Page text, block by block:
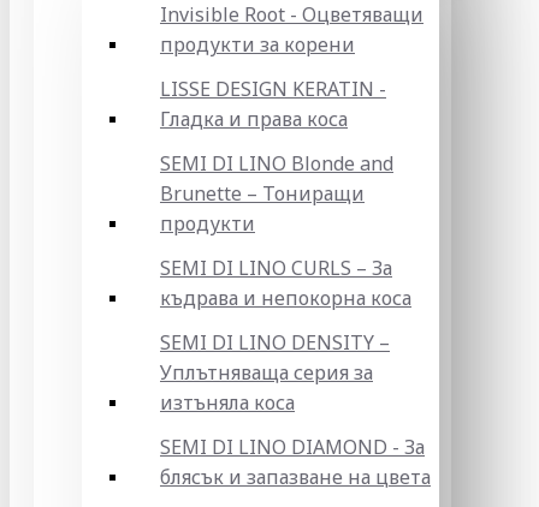
Invisible Root - Оцветяващи
продукти за корени
LISSE DESIGN KERATIN -
Гладка и права коса
SEMI DI LINO Blonde and
Brunette – Тониращи
продукти
SEMI DI LINO CURLS – За
къдрава и непокорна коса
SEMI DI LINO DENSITY –
Уплътняваща серия за
изтъняла коса
SEMI DI LINO DIAMOND - За
блясък и запазване на цвета